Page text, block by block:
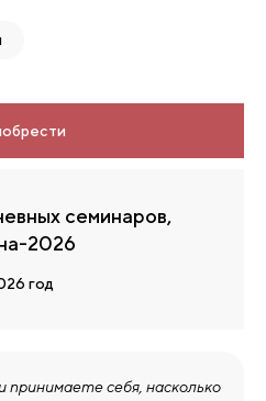
семинаров,
2026
год
принимаете себя, насколько